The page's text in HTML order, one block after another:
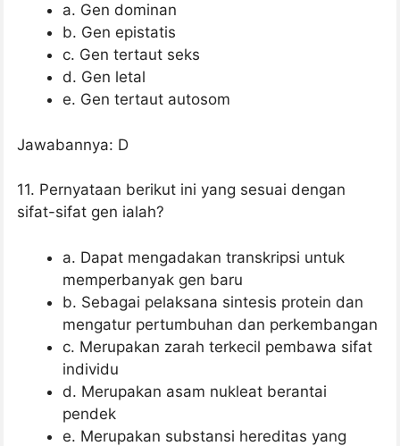
a. Gen dominan
b. Gen epistatis
c. Gen tertaut seks
d. Gen letal
e. Gen tertaut autosom
Jawabannya: D
11. Pernyataan berikut ini yang sesuai dengan
sifat-sifat gen ialah?
a. Dapat mengadakan transkripsi untuk
memperbanyak gen baru
b. Sebagai pelaksana sintesis protein dan
mengatur pertumbuhan dan perkembangan
c. Merupakan zarah terkecil pembawa sifat
individu
d. Merupakan asam nukleat berantai
pendek
e. Merupakan substansi hereditas yang